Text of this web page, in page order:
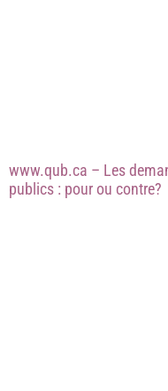
www.qub.ca – Les
publics : pour ou contre?